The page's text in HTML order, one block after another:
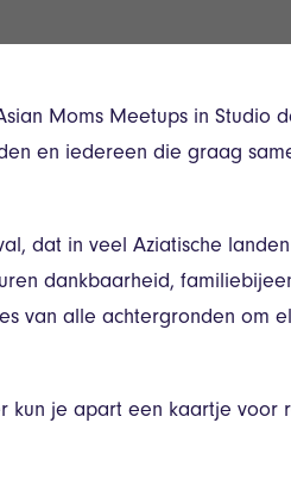
Moms Meetups in Studio
en iedereen die graag
dat in veel Aziatische
dankbaarheid,
van alle achtergronden om
kun je apart een kaartje voor